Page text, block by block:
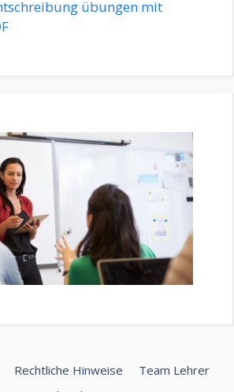
übungen mit
Rechtliche Hinweise
Team Lehrer